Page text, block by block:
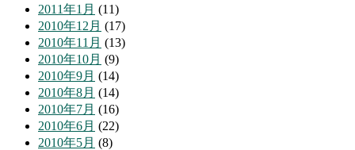
2011年1月 (11)
2010年12月 (17)
2010年11月 (13)
2010年10月 (9)
2010年9月 (14)
2010年8月 (14)
2010年7月 (16)
2010年6月 (22)
2010年5月 (8)